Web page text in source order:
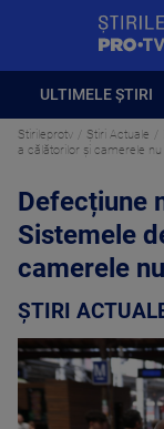
ULTIMELE ȘTIRI
Stirileprotv Știri Actuale
a călătorilor și camerele
Defecțiune
Sistemele
camerele
ȘTIRI